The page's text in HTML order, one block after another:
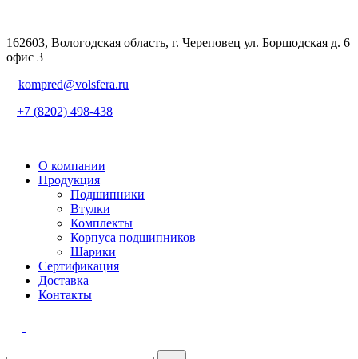
162603, Вологодская область, г. Череповец ул. Боршодская д. 6
офис 3
kompred@volsfera.ru
+7 (8202) 498-438
О компании
Продукция
Подшипники
Втулки
Комплекты
Корпуса подшипников
Шарики
Сертификация
Доставка
Контакты